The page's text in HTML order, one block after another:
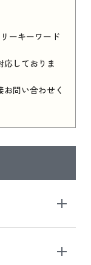
ーキーワード
応しておりま
お問い合わせく
取価格はこち